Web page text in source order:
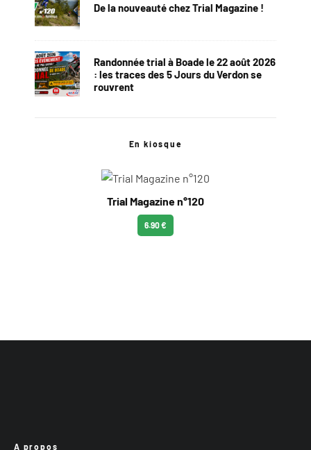
De la nouveauté chez Trial Magazine !
Randonnée trial à Boade le 22 août 2026
: les traces des 5 Jours du Verdon se
rouvrent
En kiosque
Trial Magazine n°120
6.90 €
A propos